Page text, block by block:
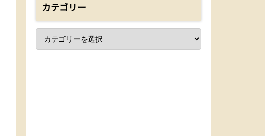
カテゴリー